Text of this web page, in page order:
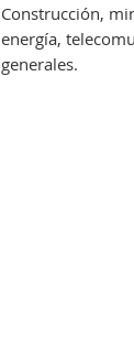
Construcción,
energía,
generales.